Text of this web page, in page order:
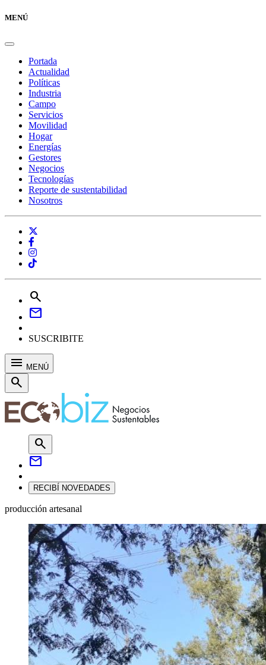
MENÚ
Portada
Actualidad
Políticas
Industria
Campo
Servicios
Movilidad
Hogar
Energías
Gestores
Negocios
Tecnologías
Reporte de sustentabilidad
Nosotros
search
mail
SUSCRIBITE
menu MENÚ
search
search
mail
RECIBÍ NOVEDADES
producción artesanal